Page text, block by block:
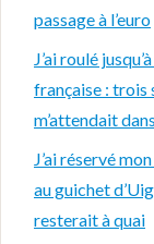
passage à l’euro
J’ai roulé
française : trois
m’attendait
J’ai réservé
au guichet
resterait à quai